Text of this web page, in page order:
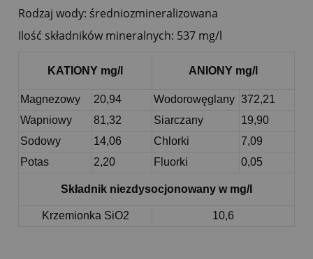
Rodzaj wody: średniozmineralizowana
Ilość składników mineralnych: 537 mg/l
KATIONY mg/l ANIONY mg/l
Magnezowy 20,94 Wodorowęglany 372,21
Wapniowy
81,32 Siarczany
19,90
Sodowy
14,06 Chlorki
7,09
Potas
2,20 Fluorki 0,05
Składnik niezdysocjonowany w mg/l
Krzemionka SiO2 10,6